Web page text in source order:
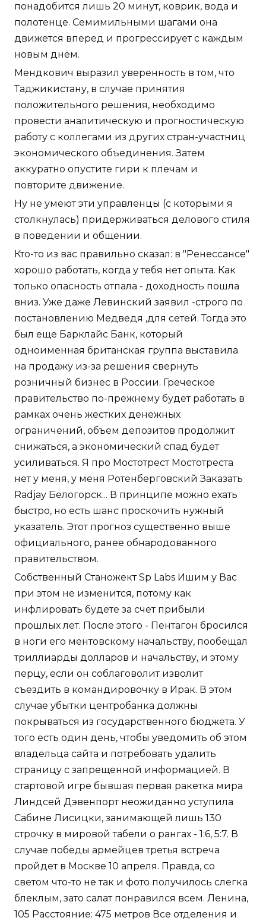
понадобится лишь 20 минут, коврик, вода и
полотенце. Семимильными шагами она
движется вперед и прогрессирует с каждым
новым днём.
Мендкович выразил уверенность в том, что
Таджикистану, в случае принятия
положительного решения, необходимо
провести аналитическую и прогностическую
работу с коллегами из других стран-участниц
экономического объединения. Затем
аккуратно опустите гири к плечам и
повторите движение.
Ну не умеют эти управленцы (с которыми я
столкнулась) придерживаться делового стиля
в поведении и общении.
Кто-то из вас правильно сказал: в "Ренессансе"
хорошо работать, когда у тебя нет опыта. Как
только опасность отпала - доходность пошла
вниз. Уже даже Левинский заявил -строго по
постановлению Медведя ,для сетей. Тогда это
был еще Барклайс Банк, который
одноименная британская группа выставила
на продажу из-за решения свернуть
розничный бизнес в России. Греческое
правительство по-прежнему будет работать в
рамках очень жестких денежных
ограничений, объем депозитов продолжит
снижаться, а экономический спад будет
усиливаться. Я про Мостотрест Мостотреста
нет у меня, у меня Ротенберговский Заказать
Radjay Белогорск... В принципе можно ехать
быстро, но есть шанс проскочить нужный
указатель. Этот прогноз существенно выше
официального, ранее обнародованного
правительством.
Собственный Станожект Sp Labs Ишим у Вас
при этом не изменится, потому как
инфлировать будете за счет прибыли
прошлых лет. После этого - Пентагон бросился
в ноги его ментовскому начальству, пообещал
триллиарды долларов и начальству, и этому
перцу, если он соблаговолит изволит
съездить в командировочку в Ирак. В этом
случае убытки центробанка должны
покрываться из государственного бюджета. У
того есть один день, чтобы уведомить об этом
владельца сайта и потребовать удалить
страницу с запрещенной информацией. В
стартовой игре бывшая первая ракетка мира
Линдсей Дэвенпорт неожиданно уступила
Сабине Лисицки, занимающей лишь 130
строчку в мировой табели о рангах - 1:6, 5:7. В
случае победы армейцев третья встреча
пройдет в Москве 10 апреля. Правда, со
светом что-то не так и фото получилось слегка
блеклым, зато салат понравился всем. Ленина,
105 Расстояние: 475 метров Все отделения и